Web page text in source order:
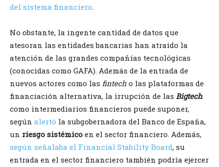
del sistema financiero.
No obstante, la ingente cantidad de datos que
atesoran las entidades bancarias han atraído la
atención de las grandes compañías tecnológicas
(conocidas como GAFA). Además de la entrada de
nuevos actores como las fintech o las plataformas de
financiación alternativa, la irrupción de las Bigtech
como intermediarios financieros puede suponer,
según alertó la subgobernadora del Banco de España,
un riesgo sistémico en el sector financiero. Además,
según señalaba el Financial Stability Board, su
entrada en el sector financiero también podría ejercer